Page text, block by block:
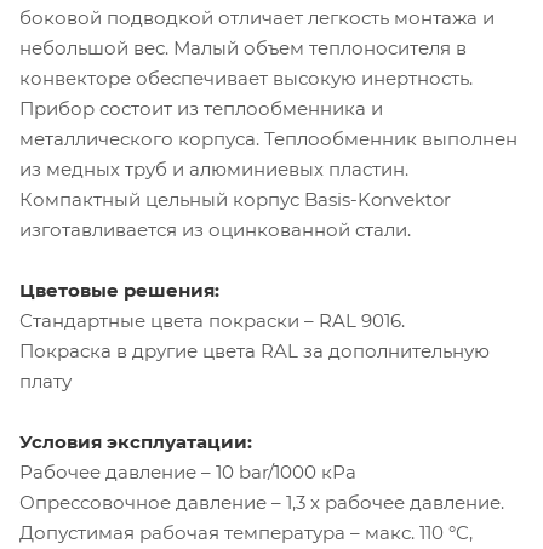
боковой подводкой отличает легкость монтажа и
небольшой вес. Малый объем теплоносителя в
конвекторе обеспечивает высокую инертность.
Прибор состоит из теплообменника и
металлического корпуса. Теплообменник выполнен
из медных труб и алюминиевых пластин.
Компактный цельный корпус Basis-Konvektor
изготавливается из оцинкованной стали.
Цветовые решения:
Стандартные цвета покраски – RAL 9016.
Покраска в другие цвета RAL за дополнительную
плату
Условия эксплуатации:
Рабочее давление – 10 bar/1000 кРа
Опрессовочное давление – 1,3 х рабочее давление.
Допустимая рабочая температура – макс. 110 °C,